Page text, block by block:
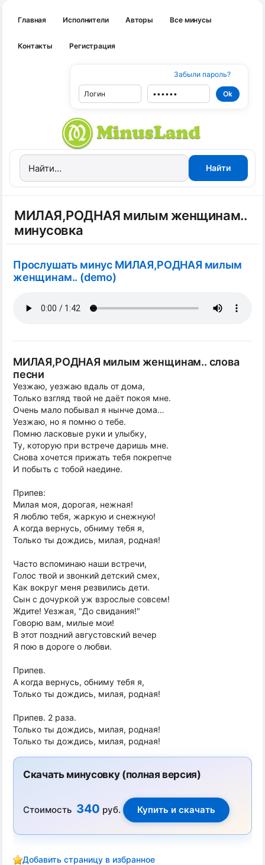
Главная Исполнители Авторы Все минусы
Контакты Регистрация
Забыли пароль?
МИЛАЯ,РОДНАЯ милым женщинам..
минусовка
Прослушать минус МИЛАЯ,РОДНАЯ милым
женщинам.. (demo)
МИЛАЯ,РОДНАЯ милым женщинам.. слова
песни
Уезжаю, уезжаю вдаль от дома,
Только взгляд твой не даёт покоя мне.
Очень мало побывал я нынче дома…
Уезжаю, но я помню о тебе.
Помню ласковые руки и улыбку,
Ту, которую при встрече даришь мне.
Снова хочется прижать тебя покрепче
И побыть с тобой наедине.
Припев:
Милая моя, дорогая, нежная!
Я люблю тебя, жаркую и снежную!
А когда вернусь, обниму тебя я,
Только ты дождись, милая, родная!
Часто вспоминаю наши встречи,
Голос твой и звонкий детский смех,
Как вокруг меня резвились дети.
Сын с дочуркой уж взрослые совсем!
Ждите! Уезжая, "До свидания!"
Говорю вам, милые мои!
В этот поздний августовский вечер
Я пою в дороге о любви.
Припев.
А когда вернусь, обниму тебя я,
Только ты дождись, милая, родная!
Припев. 2 раза.
Только ты дождись, милая, родная!
Только ты дождись, милая, родная!
Скачать минусовку (полная версия)
Стоимость 340 руб.
Добавить страницу в избранное